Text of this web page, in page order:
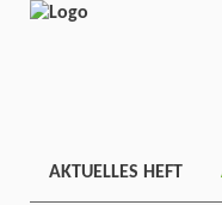
AKTUELLES HEFT